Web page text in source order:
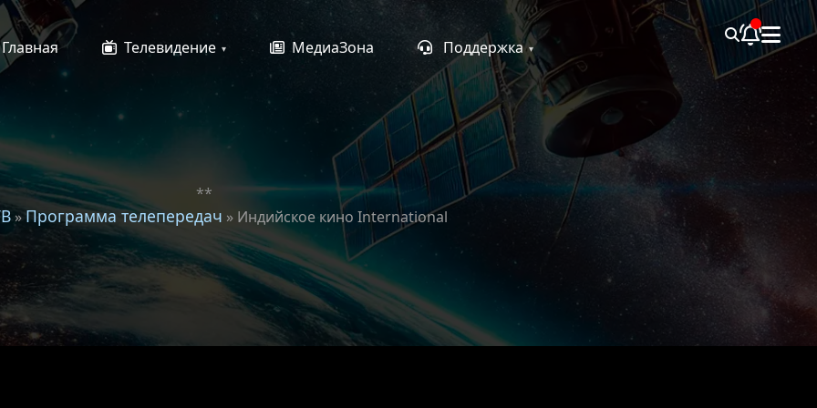
Главная Телевидение МедиаЗона Поддержка
**
»Программа телепередач » Индийское кино International